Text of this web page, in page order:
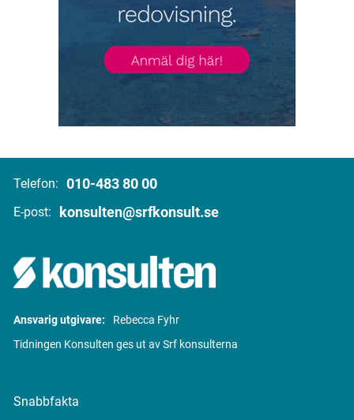
Telefon: 010-483 80 00
E-post: konsulten@srfkonsult.se
Ansvarig utgivare:
Rebecca Fyhr
Tidningen Konsulten ges ut av Srf konsulterna
Snabbfakta